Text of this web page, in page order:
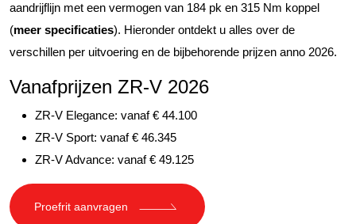
aandrijflijn met een vermogen van 184 pk en 315 Nm koppel
(meer specificaties). Hieronder ontdekt u alles over de
verschillen per uitvoering en de bijbehorende prijzen anno 2026.
Vanafprijzen ZR-V 2026
ZR-V Elegance: vanaf € 44.100
ZR-V Sport: vanaf € 46.345
ZR-V Advance: vanaf € 49.125
Proefrit aanvragen